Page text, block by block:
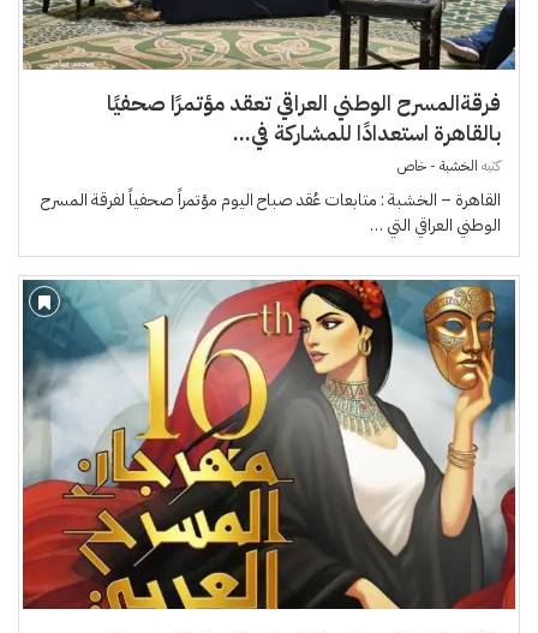
فرقةالمسرح الوطني العراقي تعقد مؤتمرًا صحفيًا
بالقاهرة استعدادًا للمشاركة في...
كتبه الخشبة - خاص
القاهرة – الخشبة : متابعات عُقد صباح اليوم مؤتمراً صحفياً لفرقة المسرح
الوطني العراقي التي …